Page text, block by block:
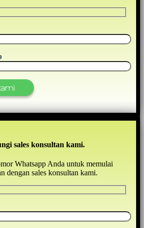
sales konsultan kami.
Whatsapp Anda untuk memulai
dengan sales konsultan kami.